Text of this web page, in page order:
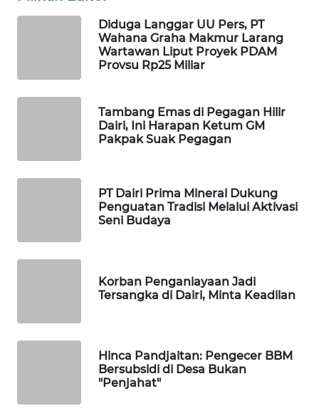
Diduga Langgar UU Pers, PT
Wahana Graha Makmur Larang
Wartawan Liput Proyek PDAM
Provsu Rp25 Miliar
Tambang Emas di Pegagan Hilir
Dairi, Ini Harapan Ketum GM
Pakpak Suak Pegagan
PT Dairi Prima Mineral Dukung
Penguatan Tradisi Melalui Aktivasi
Seni Budaya
Korban Penganiayaan Jadi
Tersangka di Dairi, Minta Keadilan
Hinca Pandjaitan: Pengecer BBM
Bersubsidi di Desa Bukan
"Penjahat"
KONSUMEN
KELISTRIKAN
NET
LKKI